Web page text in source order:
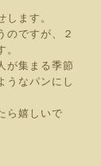
ます。
のですが、２
が集まる季節
うなパンにし
ら嬉しいで